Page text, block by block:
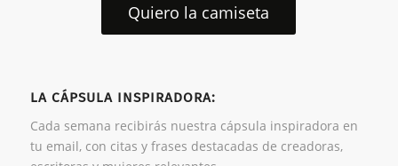
Quiero la camiseta
LA CÁPSULA INSPIRADORA:
Cada semana recibirás nuestra cápsula inspiradora en
tu email, con citas y frases destacadas de creadoras,